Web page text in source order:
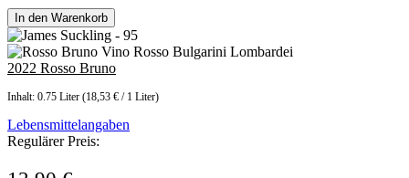
In den Warenkorb
2022 Rosso Bruno
Inhalt: 0.75 Liter (18,53 € / 1 Liter)
Lebensmittelangaben
Regulärer Preis: